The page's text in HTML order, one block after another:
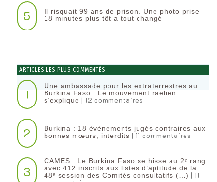
5
Il risquait 99 ans de prison. Une photo prise
18 minutes plus tôt a tout changé
ARTICLES LES PLUS COMMENTÉS
1
Une ambassade pour les extraterrestres au
Burkina Faso : Le mouvement raëlien
s’explique | 12 commentaires
2
Burkina : 18 événements jugés contraires aux
bonnes mœurs, interdits | 11 commentaires
3
CAMES : Le Burkina Faso se hisse au 2ᵉ rang
avec 412 inscrits aux listes d’aptitude de la
48ᵉ session des Comités consultatifs (…) | 11